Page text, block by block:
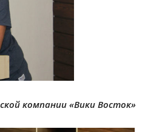
компании «Вики Восток»